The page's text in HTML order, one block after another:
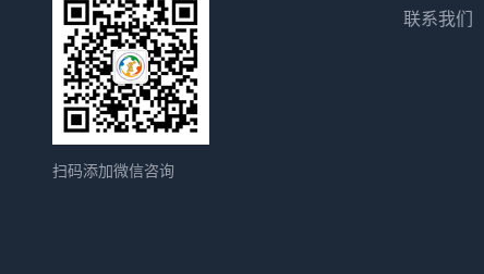
扫码添加微信咨询
联系我们